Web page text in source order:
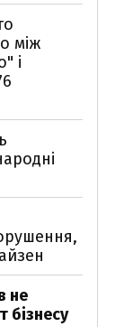
між
і
не
бізнесу